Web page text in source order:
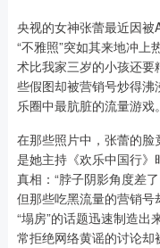
央视的女神张蕾最近因被
“不雅照”突如其来地冲上
术比我家三岁的小孩还要
些假图却被营销号炒得
乐圈中最肮脏的流量游戏。
在那些照片中，张蕾的
是她主持《欢乐中国行
真相：“脖子阴影角度差
但那些吃黑流量的营销
“塌房”的话题迅速制造
常拒绝网络黄谣的讨论却